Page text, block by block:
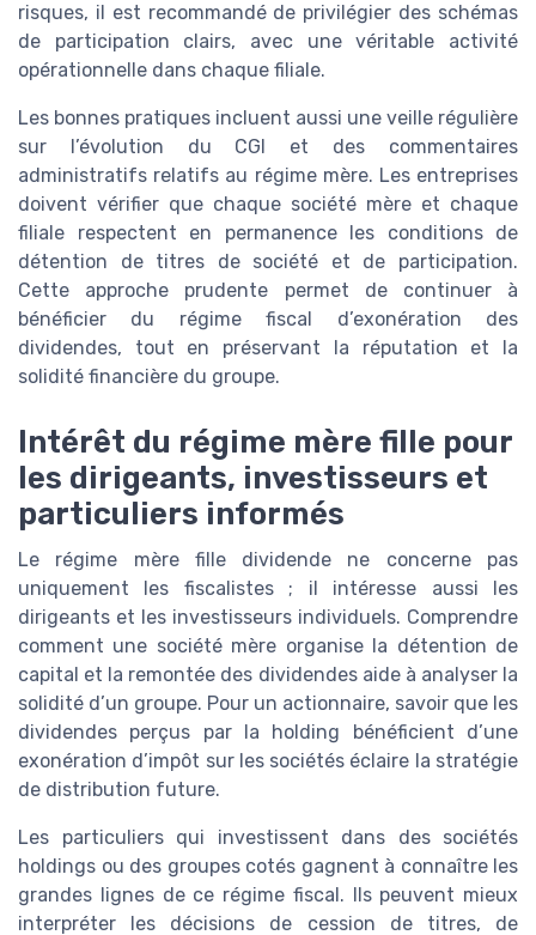
risques, il est recommandé de privilégier des schémas
de participation clairs, avec une véritable activité
opérationnelle dans chaque filiale.
Les bonnes pratiques incluent aussi une veille régulière
sur l’évolution du CGI et des commentaires
administratifs relatifs au régime mère. Les entreprises
doivent vérifier que chaque société mère et chaque
filiale respectent en permanence les conditions de
détention de titres de société et de participation.
Cette approche prudente permet de continuer à
bénéficier du régime fiscal d’exonération des
dividendes, tout en préservant la réputation et la
solidité financière du groupe.
Intérêt du régime mère fille pour
les dirigeants, investisseurs et
particuliers informés
Le régime mère fille dividende ne concerne pas
uniquement les fiscalistes ; il intéresse aussi les
dirigeants et les investisseurs individuels. Comprendre
comment une société mère organise la détention de
capital et la remontée des dividendes aide à analyser la
solidité d’un groupe. Pour un actionnaire, savoir que les
dividendes perçus par la holding bénéficient d’une
exonération d’impôt sur les sociétés éclaire la stratégie
de distribution future.
Les particuliers qui investissent dans des sociétés
holdings ou des groupes cotés gagnent à connaître les
grandes lignes de ce régime fiscal. Ils peuvent mieux
interpréter les décisions de cession de titres, de